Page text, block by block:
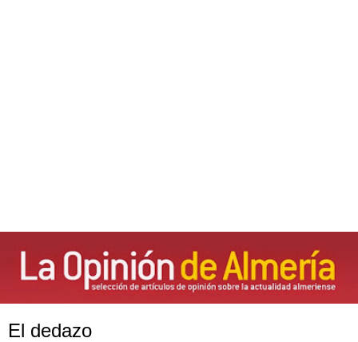
El dedazo